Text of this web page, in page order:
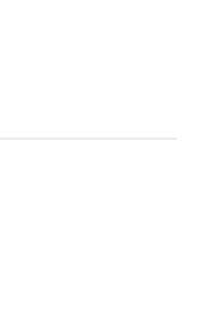
được trang bị thiết
dàng hơn
cần làm sạch kĩ